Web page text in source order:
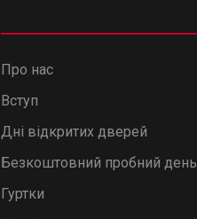
Про нас
Вступ
Дні відкритих дверей
Безкоштовний пробний день
Гуртки